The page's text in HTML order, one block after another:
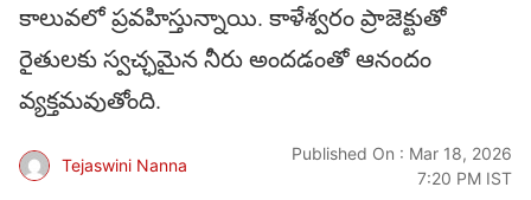
కాలువలో ప్రవహిస్తున్నాయి. కాళేశ్వరం ప్రాజెక్టుతో
రైతులకు స్వచ్ఛమైన నీరు అందడంతో ఆనందం
వ్యక్తమవుతోంది.
Tejaswini Nanna
Published On : Mar 18, 2026
7:20 PM IST